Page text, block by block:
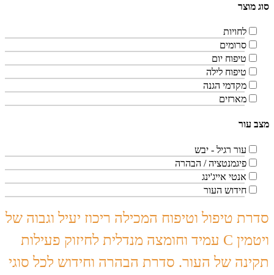
סוג מוצר
לחויות
סרומים
טיפוח יום
טיפוח לילה
מקדמי הגנה
מארזים
מצב עור
עור רגיל - יבש
פיגמנטציה / הבהרה
אנטי אייג'ינג
חידוש העור
סדרת טיפול וטיפוח המכילה ריכוז יעיל וגבוה של
ויטמין C עמיד וחומצה מנדלית לחיזוק פעילות
תקינה של העור. סדרת הבהרה וחידוש לכל סוגי